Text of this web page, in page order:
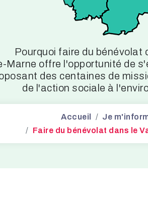
Pourquoi faire du bénévolat
Marne offre l'opportunité de
des centaines de
de l'action sociale à
Accueil
Je
Faire du bénévolat dans le